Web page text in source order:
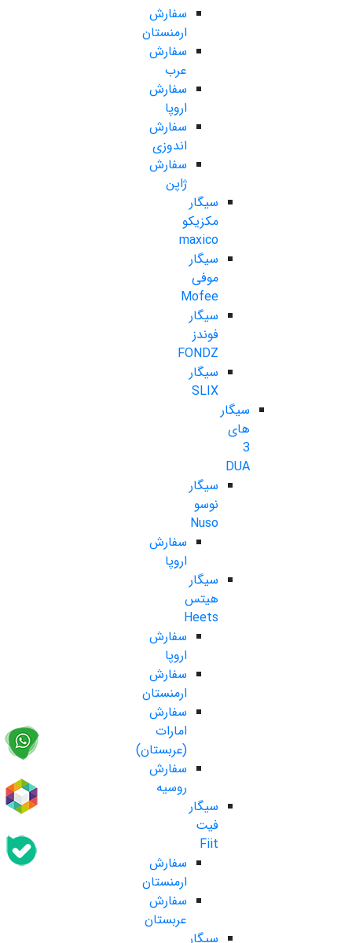
سفارش
ارمنستان
سفارش
عرب
سفارش
اروپا
سفارش
اندوزی
سفارش
ژاپن
سیگار
مکزیکو
maxico
سیگار
موفی
Mofee
سیگار
فوندز
FONDZ
سیگار
SLIX
سیگار
های
3
DUA
سیگار
نوسو
Nuso
سفارش
اروپا
سیگار
هیتس
Heets
سفارش
اروپا
سفارش
ارمنستان
سفارش
امارات
(عربستان)
سفارش
روسیه
سیگار
فیت
Fiit
سفارش
ارمنستان
سفارش
عربستان
سیگار